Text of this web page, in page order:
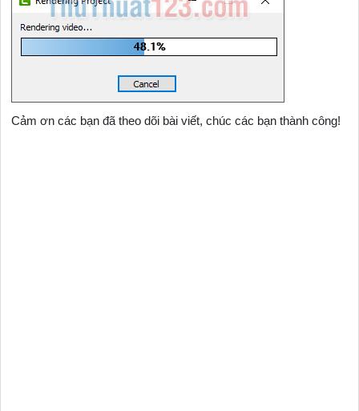
Cảm ơn các bạn đã theo dõi bài viết, chúc các bạn thành công!